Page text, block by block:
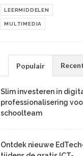
LEERMIDDELEN
MULTIMEDIA
Populair
Slim investeren in
professionalisering
schoolteam
Ontdek nieuwe